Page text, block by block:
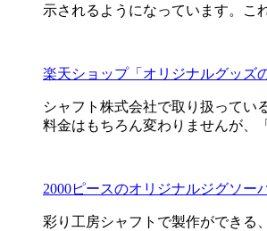
示されるようになっています。こ
楽天ショップ「オリジナルグッズ
シャフト株式会社で取り扱ってい
料金はもちろん変わりませんが、
2000ピースのオリジナルジグソー
彩り工房シャフトで製作ができる